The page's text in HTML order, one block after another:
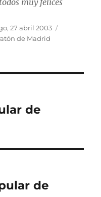
muy felices
27 abril 2003
de Madrid
de
de